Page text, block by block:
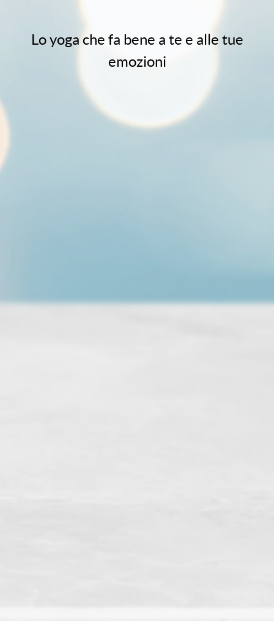
Lo yoga che fa bene a te e alle tue
emozioni